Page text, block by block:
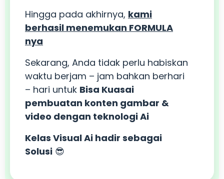
Hingga pada akhirnya, kami
berhasil menemukan FORMULA
nya
Sekarang, Anda tidak perlu habiskan
waktu berjam – jam bahkan berhari
– hari untuk Bisa Kuasai
pembuatan konten gambar &
video dengan teknologi Ai
Kelas Visual Ai hadir sebagai
Solusi 😎